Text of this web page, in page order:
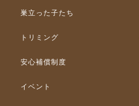
巣立った子たち
トリミング
安心補償制度
イベント